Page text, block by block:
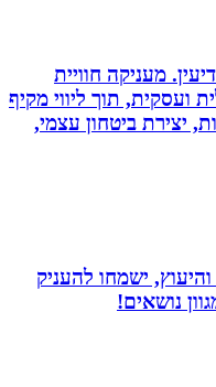
מעניקה חוויית
תוך ליווי מקיף
יצירת ביטחון עצמי,
ישמחו להעניק
נושאים!